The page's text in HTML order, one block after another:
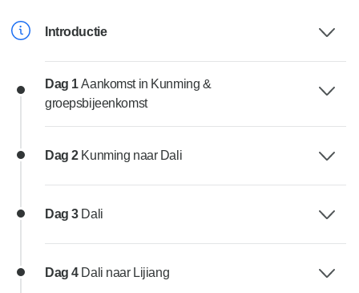
Introductie
Dag 1Aankomst in Kunming &
groepsbijeenkomst
Dag 2 Kunming naar Dali
Dag 3 Dali
Dag 4 Dali naar Lijiang